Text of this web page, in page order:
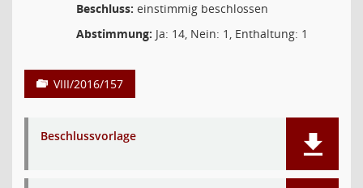
Beschluss: einstimmig beschlossen
Abstimmung: Ja: 14, Nein: 1, Enthaltung: 1
VIII/2016/157
Beschlussvorlage